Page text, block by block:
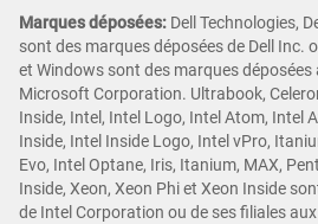
Marques déposées: Dell Technologies,
sont des marques déposées de Dell Inc.
et Windows sont des marques déposées
Microsoft Corporation. Ultrabook,
Inside, Intel, Intel Logo, Intel Atom, Intel
Inside, Intel Inside Logo, Intel vPro,
Evo, Intel Optane, Iris, Itanium, MAX,
Inside, Xeon, Xeon Phi et Xeon Inside
de Intel Corporation ou de ses filiales